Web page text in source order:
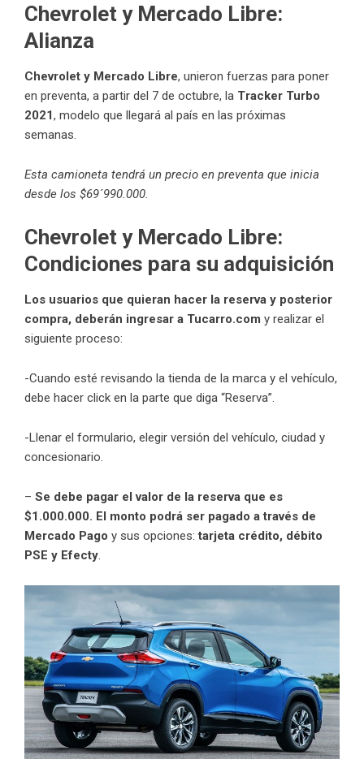
Chevrolet y Mercado Libre:
Alianza
Chevrolet y Mercado Libre, unieron fuerzas para poner
en preventa, a partir del 7 de octubre, la Tracker Turbo
2021, modelo que llegará al país en las próximas
semanas.
Esta camioneta tendrá un precio en preventa que inicia
desde los $69´990.000.
Chevrolet y Mercado Libre:
Condiciones para su adquisición
Los usuarios que quieran hacer la reserva y posterior
compra, deberán ingresar a Tucarro.com y realizar el
siguiente proceso:
-Cuando esté revisando la tienda de la marca y el vehículo,
debe hacer click en la parte que diga “Reserva”.
-Llenar el formulario, elegir versión del vehículo, ciudad y
concesionario.
– Se debe pagar el valor de la reserva que es
$1.000.000. El monto podrá ser pagado a través de
Mercado Pago y sus opciones:tarjeta crédito, débito
PSE y Efecty